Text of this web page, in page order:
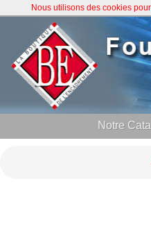
Notre
Nous utilisons des cookies